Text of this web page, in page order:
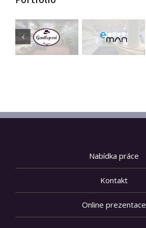
Nabídka práce
Kontakt
Online prezentace